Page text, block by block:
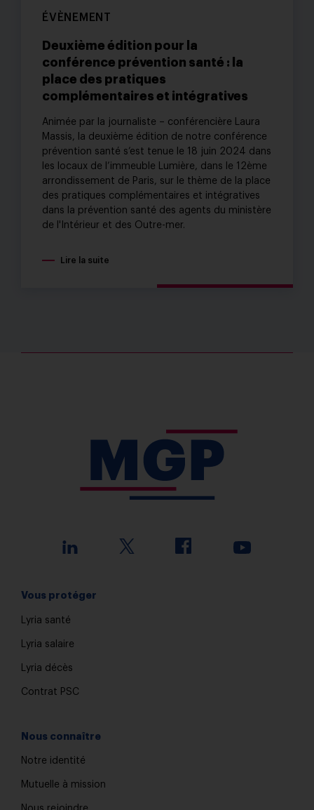
ÉVÈNEMENT
Deuxième édition pour la
conférence prévention santé : la
place des pratiques
complémentaires et intégratives
Animée par la journaliste – conférencière Laura
Massis, la deuxième édition de notre conférence
prévention santé s’est tenue le 18 juin 2024 dans
les locaux de l’immeuble Lumière, dans le 12ème
arrondissement de Paris, sur le thème de la place
des pratiques complémentaires et intégratives
dans la prévention santé des agents du ministère
de l'Intérieur et des Outre-mer.
Lire la suite
Vous protéger
Lyria santé
Lyria salaire
Lyria décès
Contrat PSC
Nous connaître
Notre identité
Mutuelle à mission